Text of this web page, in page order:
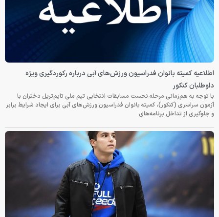
اطلاعیه کمیته بانوان فدراسیون ورزش‌های آبی درباره رکوردگیری ویژه
داوطلبان کنکور
با توجه به هم‌زمانی مرحله نخست مسابقات انتخابی تیم ملی تایم‌تریل دختران با
آزمون سراسری (کنکور)، کمیته بانوان فدراسیون ورزش‌های آبی برای ایجاد شرایط برابر
و جلوگیری از تداخل برنامه‌های